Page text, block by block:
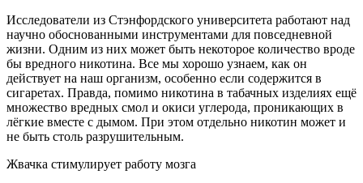
Исследователи из Стэнфордского университета работают над
научно обоснованными инструментами для повседневной
жизни. Одним из них может быть некоторое количество вроде
бы вредного никотина. Все мы хорошо узнаем, как он
действует на наш организм, особенно если содержится в
сигаретах. Правда, помимо никотина в табачных изделиях ещё
множество вредных смол и окиси углерода, проникающих в
лёгкие вместе с дымом. При этом отдельно никотин может и
не быть столь разрушительным.
Жвачка стимулирует работу мозга